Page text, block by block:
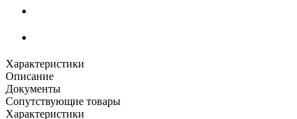
Характеристики
Описание
Документы
Сопутствующие товары
Характеристики